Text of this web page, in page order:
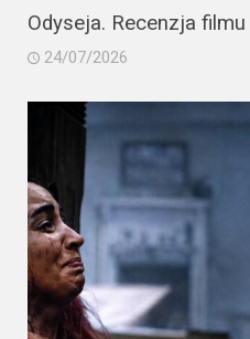
Odyseja. Recenzja
24/07/2026